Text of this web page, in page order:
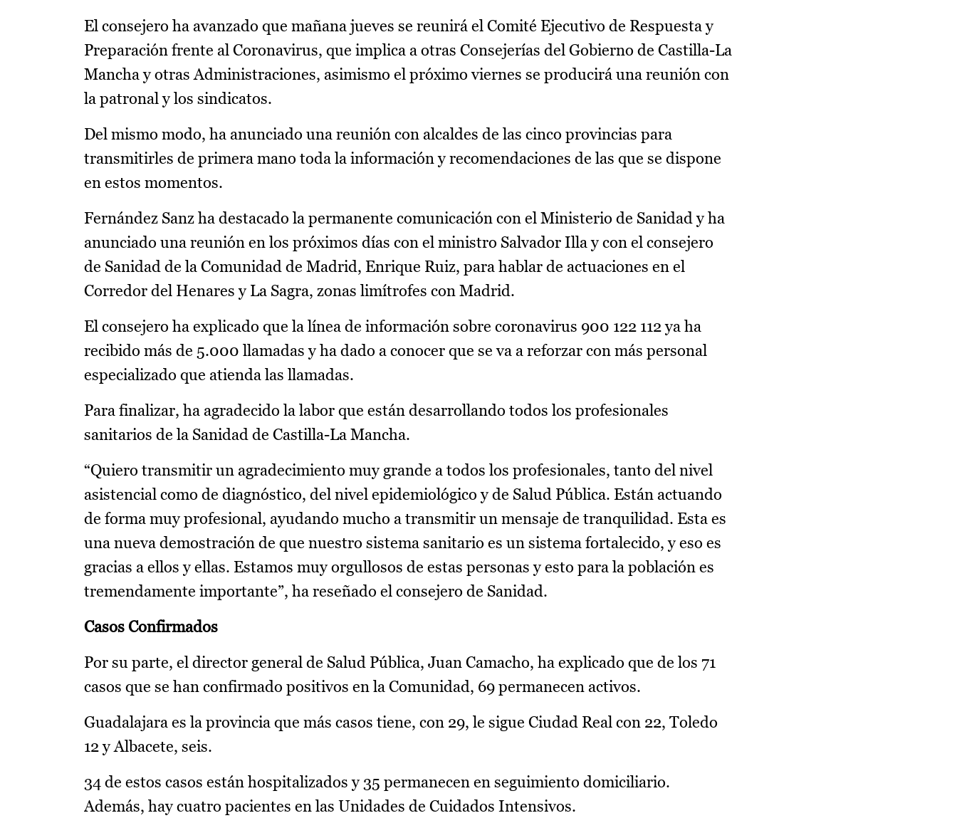
El consejero ha avanzado que mañana jueves se reunirá el Comité Ejecutivo de Respuesta y
Preparación frente al Coronavirus, que implica a otras Consejerías del Gobierno de Castilla-La
Mancha y otras Administraciones, asimismo el próximo viernes se producirá una reunión con
la patronal y los sindicatos.
Del mismo modo, ha anunciado una reunión con alcaldes de las cinco provincias para
transmitirles de primera mano toda la información y recomendaciones de las que se dispone
en estos momentos.
Fernández Sanz ha destacado la permanente comunicación con el Ministerio de Sanidad y ha
anunciado una reunión en los próximos días con el ministro Salvador Illa y con el consejero
de Sanidad de la Comunidad de Madrid, Enrique Ruiz, para hablar de actuaciones en el
Corredor del Henares y La Sagra, zonas limítrofes con Madrid.
El consejero ha explicado que la línea de información sobre coronavirus 900 122 112 ya ha
recibido más de 5.000 llamadas y ha dado a conocer que se va a reforzar con más personal
especializado que atienda las llamadas.
Para finalizar, ha agradecido la labor que están desarrollando todos los profesionales
sanitarios de la Sanidad de Castilla-La Mancha.
“Quiero transmitir un agradecimiento muy grande a todos los profesionales, tanto del nivel
asistencial como de diagnóstico, del nivel epidemiológico y de Salud Pública. Están actuando
de forma muy profesional, ayudando mucho a transmitir un mensaje de tranquilidad. Esta es
una nueva demostración de que nuestro sistema sanitario es un sistema fortalecido, y eso es
gracias a ellos y ellas. Estamos muy orgullosos de estas personas y esto para la población es
tremendamente importante”, ha reseñado el consejero de Sanidad.
Casos Confirmados
Por su parte, el director general de Salud Pública, Juan Camacho, ha explicado que de los 71
casos que se han confirmado positivos en la Comunidad, 69 permanecen activos.
Guadalajara es la provincia que más casos tiene, con 29, le sigue Ciudad Real con 22, Toledo
12 y Albacete, seis.
34 de estos casos están hospitalizados y 35 permanecen en seguimiento domiciliario.
Además, hay cuatro pacientes en las Unidades de Cuidados Intensivos.